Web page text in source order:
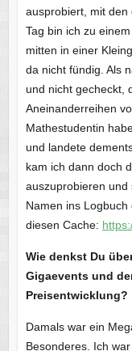
ausprobiert, mit den
Tag bin ich zu
mitten in einer
da nicht fündig. Als
und nicht gecheckt,
Aneinanderreihen
Mathestudentin
und landete
kam ich dann doch
auszuprobieren und
Namen ins
diesen Cache:
Wie denkst Du
Gigaevents und
Preisentwicklung?
Damals war ein
Besonderes. Ich